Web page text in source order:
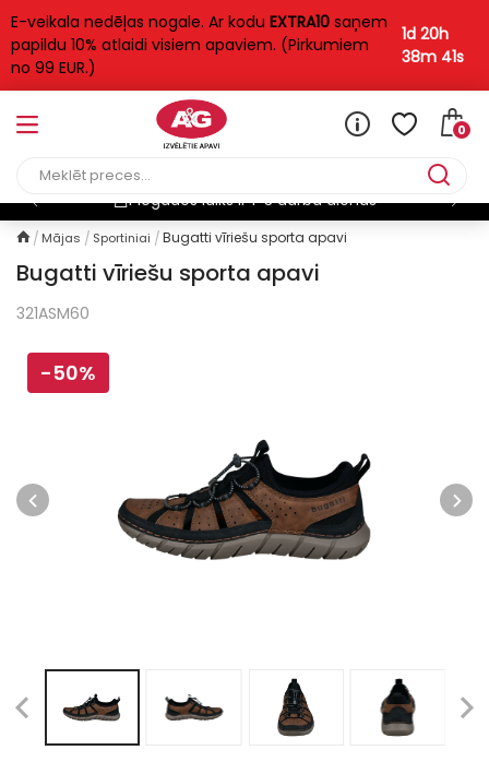
E-veikala nedēļas nogale. Ar kodu EXTRA10 saņem
papildu 10% atlaidi visiem apaviem. (Pirkumiem
no 99 EUR.)
1d 20h
38m 41s
0
Piegādes laiks ir 1-3 darba dienas
Mājas Sportiniai Bugatti vīriešu sporta apavi
Bugatti vīriešu sporta apavi
321ASM60
-50%